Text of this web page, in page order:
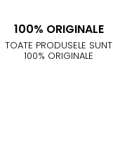
100% ORIGINALE
TOATE PRODUSELE SUNT
100% ORIGINALE